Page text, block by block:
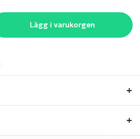
Lägg i varukorgen